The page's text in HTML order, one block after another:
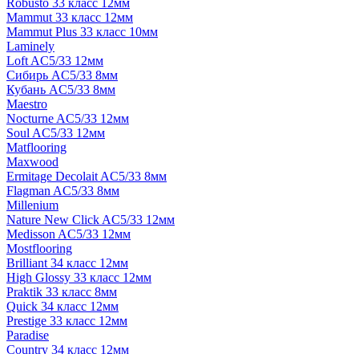
Robusto 33 класс 12мм
Mammut 33 класс 12мм
Mammut Plus 33 класс 10мм
Laminely
Loft AC5/33 12мм
Сибирь AC5/33 8мм
Кубань AC5/33 8мм
Maestro
Nocturne AC5/33 12мм
Soul AC5/33 12мм
Matflooring
Maxwood
Ermitage Decolait AC5/33 8мм
Flagman AC5/33 8мм
Millenium
Nature New Click AC5/33 12мм
Medisson AC5/33 12мм
Mostflooring
Brilliant 34 класс 12мм
High Glossy 33 класс 12мм
Praktik 33 класс 8мм
Quick 34 класс 12мм
Prestige 33 класс 12мм
Paradise
Country 34 класс 12мм